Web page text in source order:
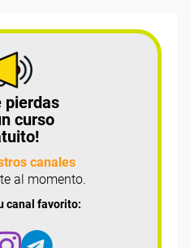
pierdas
curso
canales
al momento.
canal favorito: